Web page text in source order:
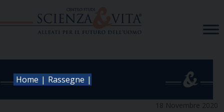
Home | Rassegne |
18 Novembre 2020